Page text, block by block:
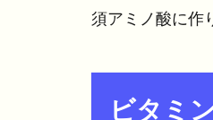
須アミノ酸に作
ビタミ